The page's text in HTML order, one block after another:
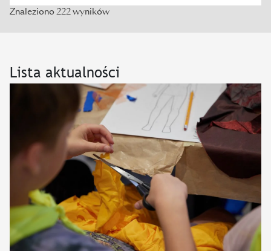
Znaleziono 222 wyników
Lista aktualności